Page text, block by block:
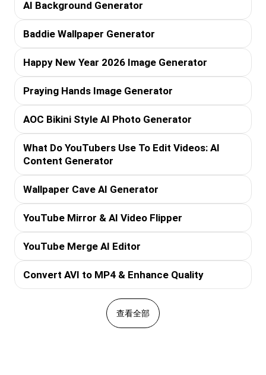
AI Background Generator
Baddie Wallpaper Generator
Happy New Year 2026 Image Generator
Praying Hands Image Generator
AOC Bikini Style AI Photo Generator
What Do YouTubers Use To Edit Videos: AI
Content Generator
Wallpaper Cave AI Generator
YouTube Mirror & AI Video Flipper
YouTube Merge AI Editor
Convert AVI to MP4 & Enhance Quality
查看全部